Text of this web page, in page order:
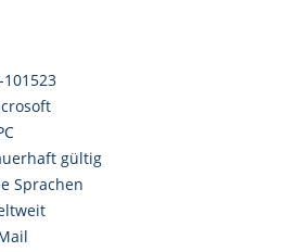
101523
gültig
Sprachen